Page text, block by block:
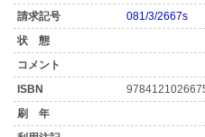
081/3/2667s